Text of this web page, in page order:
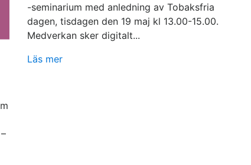
-seminarium med anledning av Tobaksfria
dagen, tisdagen den 19 maj kl 13.00-15.00.
Medverkan sker digitalt...
Läs mer